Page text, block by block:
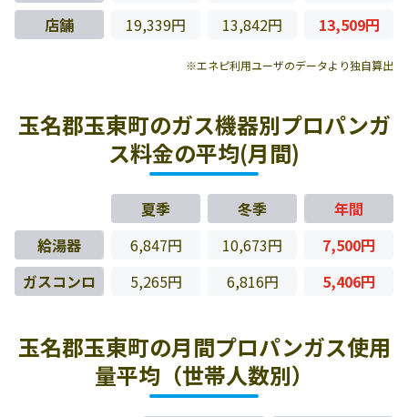
店舗 19,339円 13,842円 13,509円
※エネピ利用ユーザのデータより独自算出
玉名郡玉東町のガス機器別プロパンガ
ス料金の平均(月間)
夏季 冬季
年間
給湯器
6,847円 10,673円
7,500円
ガスコンロ
5,265円 6,816円 5,406円
玉名郡玉東町の月間プロパンガス使用
量平均（世帯人数別）